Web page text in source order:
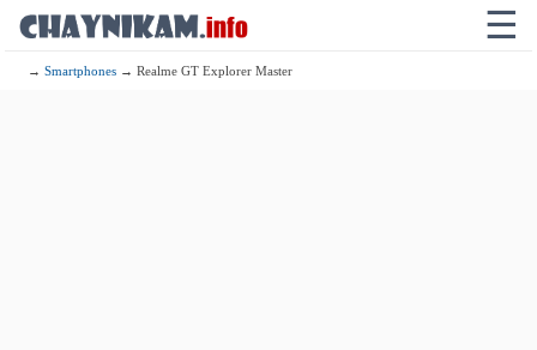
☰
→Smartphones → Realme GT Explorer Master